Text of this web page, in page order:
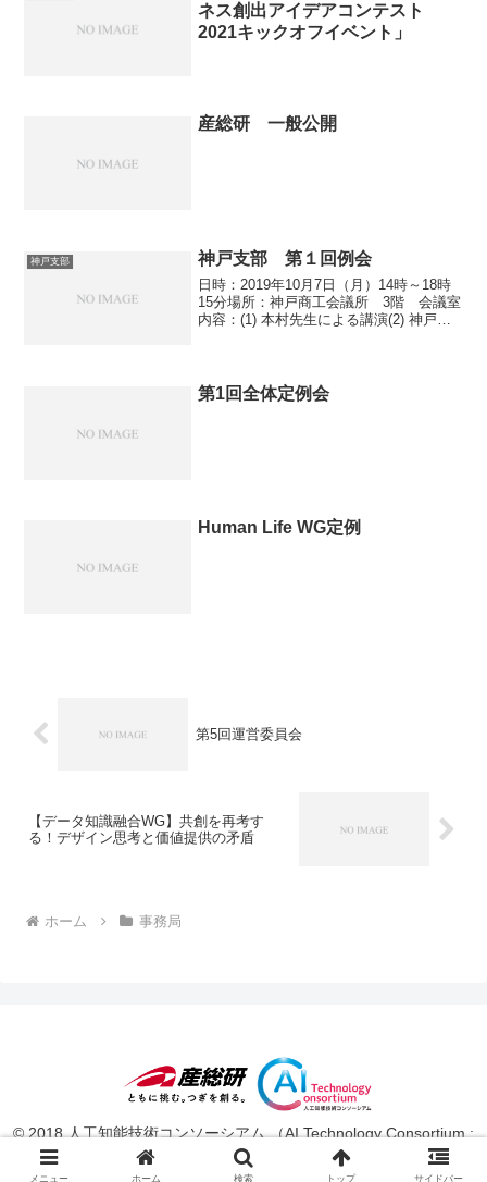
ネス創出アイデアコンテスト
2021キックオフイベント」
産総研 一般公開
神戸支部 神戸支部 第１回例会
日時：2019年10月7日（月）14時～18時
15分場所：神戸商工会議所 3階 会議室
内容：(1) 本村先生による講演(2) 神戸の
第1回全体定例会
Human Life WG定例
第5回運営委員会
【データ知識融合WG】共創を再考す
る！デザイン思考と価値提供の矛盾
ホーム 事務局
© 2018 人工知能技術コンソーシアム （AI Technology Consortium :
AITeC ）.
メニュー ホーム 検索 トップ サイドバー